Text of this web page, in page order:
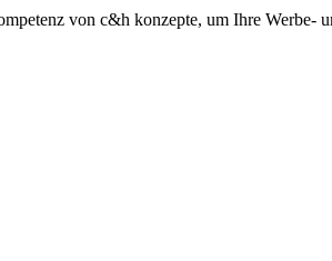
von c&h konzepte, um Ihre